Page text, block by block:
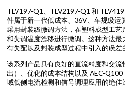
TLV197-Q1、TLV2197-Q1 和
件属于新一代低成本、36V、车规级运
采用封装级微调方法，在塑料成型工
和失调温度漂移进行微调。这种方法
有失配以及封装成型过程中引入的误差
该系列产品具有良好的直流精度和交
出）、优化的成本结构以及 AEC-
域低侧电流检测和信号调理应用的绝佳